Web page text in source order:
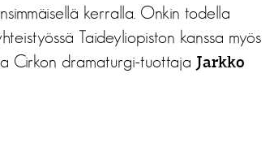
kerralla. Onkin todella
Taideyliopiston kanssa myös
Cirkon dramaturgi-tuottaja Jarkko